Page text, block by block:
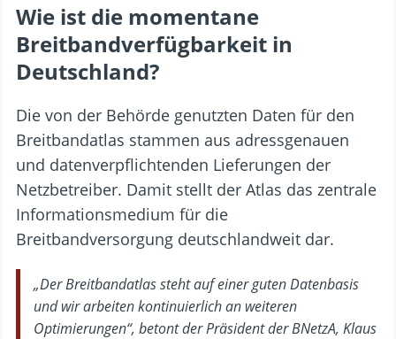
Wie ist die momentane
Breitbandverfügbarkeit in
Deutschland?
Die von der Behörde genutzten Daten für den
Breitbandatlas stammen aus adressgenauen
und datenverpflichtenden Lieferungen der
Netzbetreiber. Damit stellt der Atlas das zentrale
Informationsmedium für die
Breitbandversorgung deutschlandweit dar.
„Der Breitbandatlas steht auf einer guten Datenbasis
und wir arbeiten kontinuierlich an weiteren
Optimierungen“, betont der Präsident der BNetzA, Klaus